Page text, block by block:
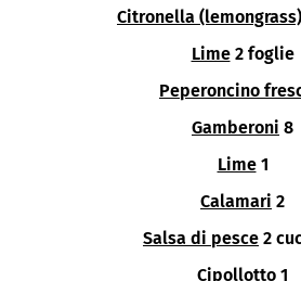
Citronella (lemongrass)
Lime 2 foglie
Peperoncino
Gamberoni 8
Lime 1
Calamari 2
Salsa di pesce 2
Cipollotto 1